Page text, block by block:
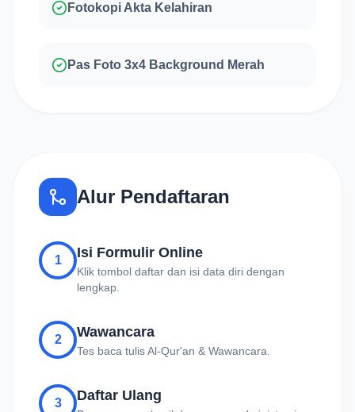
Fotokopi Akta Kelahiran
Pas Foto 3x4 Background Merah
Alur Pendaftaran
1 Isi Formulir Online
Klik tombol daftar dan isi data diri dengan
lengkap.
2 Wawancara
Tes baca tulis Al-Qur'an & Wawancara.
3 Daftar Ulang